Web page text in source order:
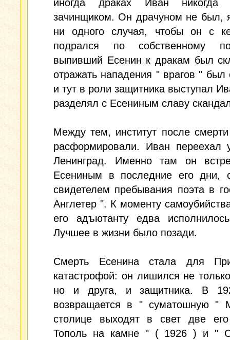
иногда драках Иван
зачинщиком. Он драчуном не был,
ни одного случая, чтобы он с
подрался по собственному
выпивший Есенин к дракам был
отражать нападения " врагов " был
и тут в роли защитника выступал
разделял с Есениным славу
Между тем, институт после
расформировали. Иван переехал
Ленинград. Именно там он
Есениным в последние его дни,
свидетелем пребывания поэта в
Англетер ". К моменту
его адъютанту едва
Лучшее в жизни было позади.
Смерть Есенина стала для
катастрофой: он лишился не
но и друга, и защитника. В
возвращается в " суматошную "
столице выходят в свет две
Тополь на камне " ( 1926 ) и "